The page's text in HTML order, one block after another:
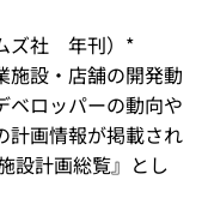
ズ社 年刊）*
施設・店舗の開発動
ベロッパーの動向や
計画情報が掲載され
設計画総覧』とし